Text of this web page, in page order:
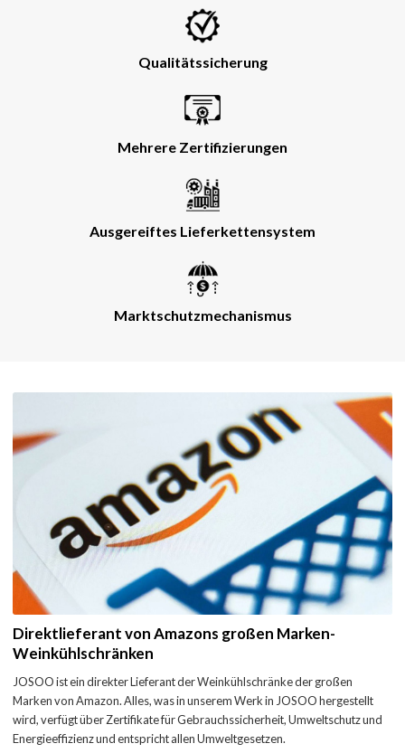
Qualitätssicherung
Mehrere Zertifizierungen
Ausgereiftes Lieferkettensystem
Marktschutzmechanismus
Direktlieferant von Amazons großen Marken-
Weinkühlschränken
JOSOO ist ein direkter Lieferant der Weinkühlschränke der großen
Marken von Amazon. Alles, was in unserem Werk in JOSOO hergestellt
wird, verfügt über Zertifikate für Gebrauchssicherheit, Umweltschutz und
Energieeffizienz und entspricht allen Umweltgesetzen.